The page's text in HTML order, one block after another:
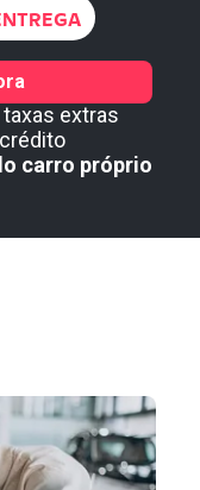
extras
carro próprio